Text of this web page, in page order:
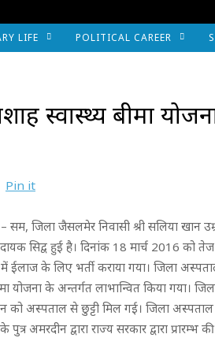
LIFE POLITICAL CAREER
स्वास्थ्य बीमा
Pin it
सम, जिला जैसलमेर निवासी श्री सलिया खान
दायक सिद्व हुई है। दिनांक 18 मार्च 2016 को
के लिए भर्ती कराया गया। जिला अस्पताल
योजना के अन्तर्गत लाभान्वित किया गया।
को अस्पताल से छुट्टी मिल गई। जिला
पुत्र अमरदीन द्वारा राज्य सरकार द्वारा